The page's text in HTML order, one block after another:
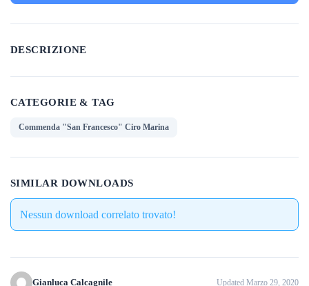
DESCRIZIONE
CATEGORIE & TAG
Commenda "San Francesco" Ciro Marina
SIMILAR DOWNLOADS
Nessun download correlato trovato!
Gianluca Calcagnile Updated Marzo 29, 2020